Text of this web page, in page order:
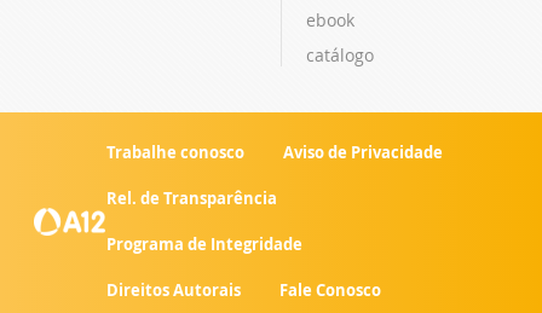
ebook
catálogo
Trabalhe conosco Aviso de Privacidade
Rel. de Transparência
Programa de Integridade
Direitos Autorais Fale Conosco